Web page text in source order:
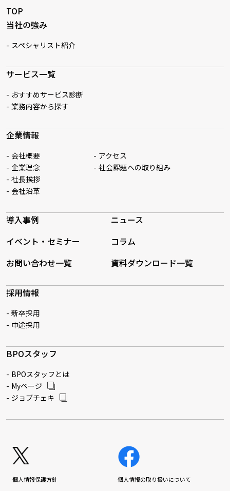
TOP
当社の強み
スペシャリスト紹介
サービス一覧
おすすめサービス診断
業務内容から探す
企業情報
会社概要
企業理念
社長挨拶
会社沿革
アクセス
社会課題への取り組み
導入事例
ニュース
イベント・セミナー
コラム
お問い合わせ一覧
資料ダウンロード一覧
採用情報
新卒採用
中途採用
BPOスタッフ
BPOスタッフとは
Myページ
ジョブチェキ
個人情報保護方針 個人情報の取り扱いについて